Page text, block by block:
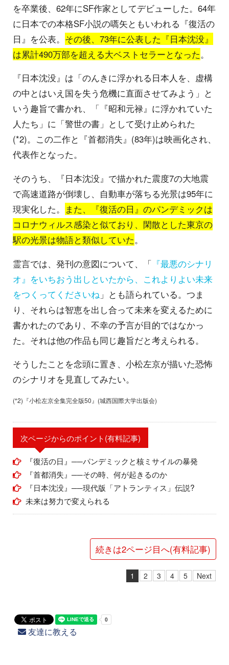
を卒業後、62年にSF作家としてデビューした。64年
に日本での本格SF小説の嚆矢ともいわれる『復活の
日』を公表。 その後、73年に公表した『日本沈没』
は累計490万部を超える大ベストセラーとなった。
『日本沈没』は「のんきに浮かれる日本人を、虚構
の中とはいえ国を失う危機に直面させてみよう」と
いう趣旨で書かれ、「『昭和元禄』に浮かれていた
人たち」に「警世の書」として受け止められた
(*2)。この二作と『首都消失』(83年)は映画化され、
代表作となった。
そのうち、『日本沈没』で描かれた震度7の大地震
で高速道路が倒壊し、自動車が落ちる光景は95年に
現実化した。 また、『復活の日』のパンデミックは
コロナウィルス感染と似ており、閑散とした東京の
駅の光景は物語と類似していた。
霊言では、発刊の意図について、「 『最悪のシナリ
オ』をいちおう出しといたから、これよりよい未来
をつくってくださいね 」とも語られている。つま
り、それらは智恵を出し合って未来を変えるために
書かれたのであり、不幸の予言が目的ではなかっ
た。それは他の作品も同じ趣旨だと考えられる。
そうしたことを念頭に置き、小松左京が描いた恐怖
のシナリオを見直してみたい。
(*2)『小松左京全集完全版50』(城西国際大学出版会)
次ページからのポイント(有料記事)
『復活の日』──パンデミックと核ミサイルの暴発
『首都消失』──その時、何が起きるのか
『日本沈没』──現代版「アトランティス」伝説?
未来は努力で変えられる
続きは2ページ目へ(有料記事)
1 2 3 4 5 Next
友達に教える